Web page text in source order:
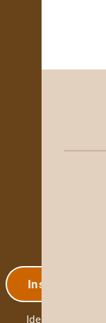
Inscription
Identification